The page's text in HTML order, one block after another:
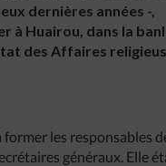
dernières années -,
à Huairou, dans la
des Affaires
les responsables
généraux. Elle